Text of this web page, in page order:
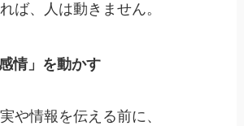
ば、人は動きません。
情」を動かす
や情報を伝える前に、